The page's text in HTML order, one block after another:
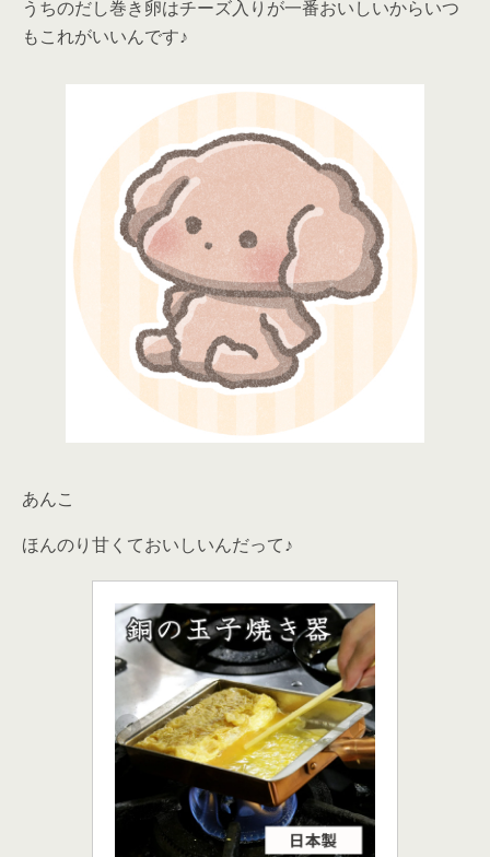
うちのだし巻き卵はチーズ入りが一番おいしいからいつ
もこれがいいんです♪
あんこ
ほんのり甘くておいしいんだって♪